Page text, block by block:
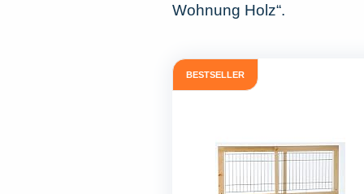
Wohnung Holz“.
BESTSELLER